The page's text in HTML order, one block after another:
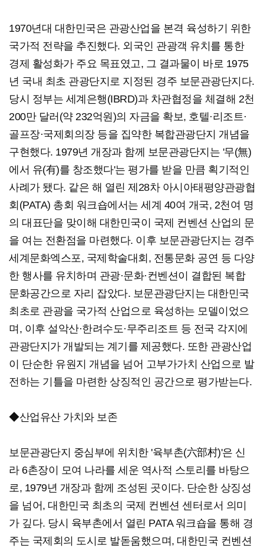
1970년대 대한민국은 관광산업을 본격 육성하기 위한
국가적 전략을 추진했다. 외국인 관광객 유치를 통한
경제 활성화가 주요 목표였고, 그 결과물이 바로 1975
년 국내 최초 관광단지로 지정된 경주 보문관광단지다.
당시 정부는 세계은행(IBRD)과 차관협정을 체결해 2천
200만 달러(약 232억원)의 자금을 확보, 호텔·리조트·
골프장·국제회의장 등을 집약한 복합관광단지 개념을
구현했다. 1979년 개장과 함께 보문관광단지는 '무(無)
에서 유(有)를 창조했다'는 평가를 받을 만큼 획기적인
사례가 됐다. 같은 해 열린 제28차 아시아태평양관광협
회(PATA) 총회 워크숍에서는 세계 40여 개국, 2천여 명
의 대표단을 맞이해 대한민국이 국제 컨벤션 산업의 문
을 여는 전환점을 마련했다. 이후 보문관광단지는 경주
세계문화엑스포, 국제학술대회, 전통문화 공연 등 다양
한 행사를 유치하며 관광·문화·컨벤션이 결합된 복합
문화공간으로 자리 잡았다. 보문관광단지는 대한민국
최초로 관광을 국가적 산업으로 육성하는 모델이었으
며, 이후 설악산·한려수도·무주리조트 등 전국 각지에
관광단지가 개발되는 계기를 제공했다. 또한 관광산업
이 단순한 유원지 개념을 넘어 고부가가치 산업으로 발
전하는 기틀을 마련한 상징적인 공간으로 평가받는다.
◆산업유산 가치와 보존
보문관광단지 중심부에 위치한 '육부촌(六部村)'은 신
라 6촌장이 모여 나라를 세운 역사적 스토리를 바탕으
로, 1979년 개장과 함께 조성된 곳이다. 단순한 상징성
을 넘어, 대한민국 최초의 국제 컨벤션 센터로서 의미
가 깊다. 당시 육부촌에서 열린 PATA 워크숍을 통해 경
주는 국제회의 도시로 발돋움했으며, 대한민국 컨벤션